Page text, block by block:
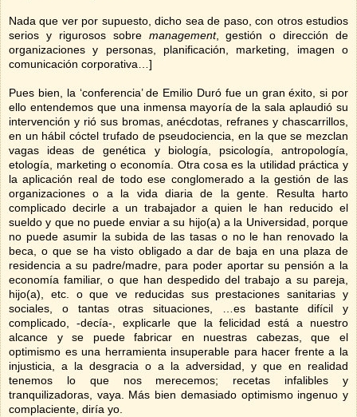
Nada que ver por supuesto, dicho sea de paso, con otros estudios
serios y rigurosos sobre management, gestión o dirección de
organizaciones y personas, planificación, marketing, imagen o
comunicación corporativa…]
Pues bien, la ‘conferencia’ de Emilio Duró fue un gran éxito, si por
ello entendemos que una inmensa mayoría de la sala aplaudió su
intervención y rió sus bromas, anécdotas, refranes y chascarrillos,
en un hábil cóctel trufado de pseudociencia, en la que se mezclan
vagas ideas de genética y biología, psicología, antropología,
etología, marketing o economía. Otra cosa es la utilidad práctica y
la aplicación real de todo ese conglomerado a la gestión de las
organizaciones o a la vida diaria de la gente. Resulta harto
complicado decirle a un trabajador a quien le han reducido el
sueldo y que no puede enviar a su hijo(a) a la Universidad, porque
no puede asumir la subida de las tasas o no le han renovado la
beca, o que se ha visto obligado a dar de baja en una plaza de
residencia a su padre/madre, para poder aportar su pensión a la
economía familiar, o que han despedido del trabajo a su pareja,
hijo(a), etc. o que ve reducidas sus prestaciones sanitarias y
sociales, o tantas otras situaciones, …es bastante difícil y
complicado, -decía-, explicarle que la felicidad está a nuestro
alcance y se puede fabricar en nuestras cabezas, que el
optimismo es una herramienta insuperable para hacer frente a la
injusticia, a la desgracia o a la adversidad, y que en realidad
tenemos lo que nos merecemos; recetas infalibles y
tranquilizadoras, vaya. Más bien demasiado optimismo ingenuo y
complaciente, diría yo.